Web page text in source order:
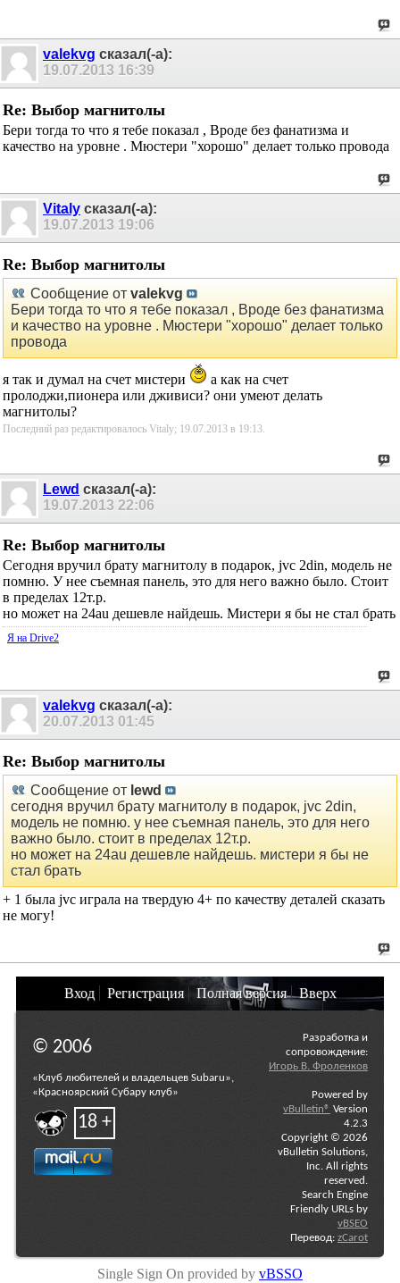
valekvg сказал(-а):
19.07.2013 16:39
Re: Выбор магнитолы
Бери тогда то что я тебе показал , Вроде без фанатизма и
качество на уровне . Мюстери "хорошо" делает только провода
Vitaly сказал(-а):
19.07.2013 19:06
Re: Выбор магнитолы
Сообщение от valekvg
Бери тогда то что я тебе показал , Вроде без фанатизма
и качество на уровне . Мюстери "хорошо" делает только
провода
я так и думал на счет мистери
а как на счет
пролоджи,пионера или дживиси? они умеют делать
магнитолы?
Последний раз редактировалось Vitaly; 19.07.2013 в 19:13
Lewd сказал(-а):
19.07.2013 22:06
Re: Выбор магнитолы
Сегодня вручил брату магнитолу в подарок, jvc 2din, модель не
помню. У нее съемная панель, это для него важно было. Стоит
в пределах 12т.р.
но может на 24au дешевле найдешь. Мистери я бы не стал брать
Я на Drive2
valekvg сказал(-а):
20.07.2013 01:45
Re: Выбор магнитолы
Сообщение от lewd
сегодня вручил брату магнитолу в подарок, jvc 2din,
модель не помню. у нее съемная панель, это для него
важно было. стоит в пределах 12т.р.
но может на 24au дешевле найдешь. мистери я бы не
стал брать
+ 1 была jvc играла на твердую 4+ по качеству деталей сказать
не могу!
Вход Регистрация Полная версия Вверх
© 2006
«Клуб любителей и владельцев Subaru»,
«Красноярский Субару клуб»
18 +
Разработка и
сопровождение:
Игорь В. Фроленков
Powered by
vBulletin® Version
4.2.3
Copyright © 2026
vBulletin Solutions,
Inc. All rights
reserved.
Search Engine
Friendly URLs by
vBSEO
Перевод: zCarot
Single Sign On provided by vBSSO